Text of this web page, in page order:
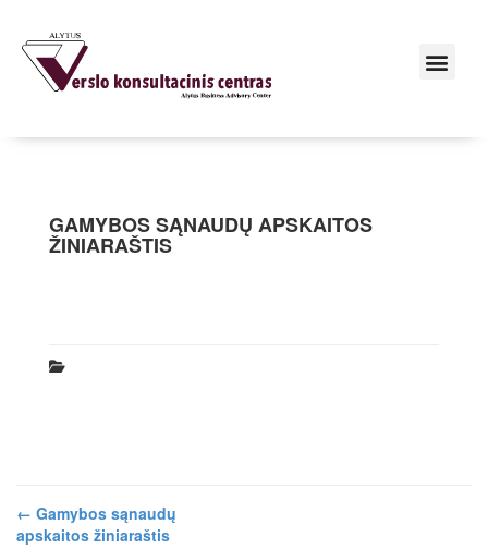
GAMYBOS SĄNAUDŲ APSKAITOS
ŽINIARAŠTIS
← Gamybos sąnaudų
apskaitos žiniaraštis